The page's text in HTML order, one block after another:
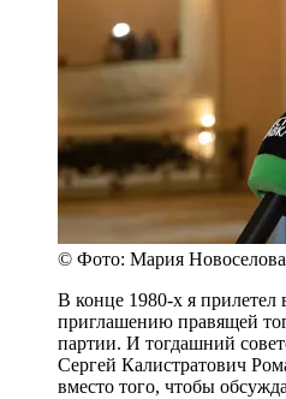
© Фото: Мария
В конце 1980-х я
приглашению правящей
партии. И тогдашний
Сергей Калистратович
вместо того, чтобы